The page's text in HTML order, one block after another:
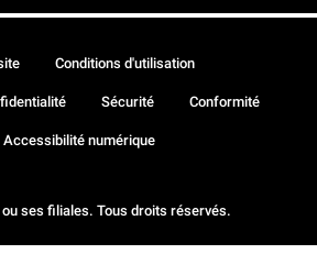
ses filiales. Tous droits réservés.
Conditions d'utilisation
Sécurité Conformité
Accessibilité numérique